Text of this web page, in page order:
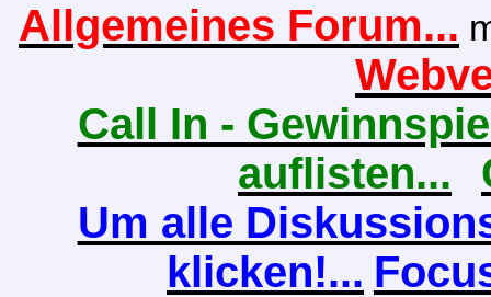
Allgemeines Forum...
Call In -
auflisten...
Um alle
klicken!...